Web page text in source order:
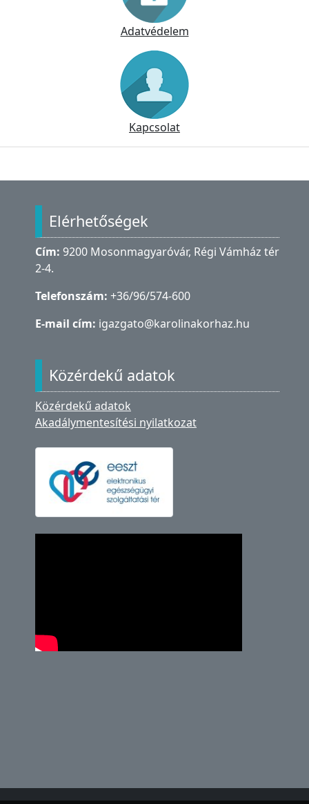
Adatvédelem
Kapcsolat
Elérhetőségek
Cím: 9200 Mosonmagyaróvár, Régi Vámház tér
2-4.
Telefonszám: +36/96/574-600
E-mail cím: igazgato@karolinakorhaz.hu
Közérdekű adatok
Közérdekű adatok
Akadálymentesítési nyilatkozat